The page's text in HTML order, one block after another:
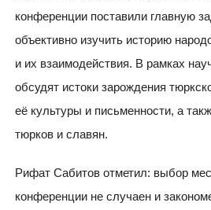
конференции поставили главную
объективно изучить историю
и их взаимодействия. В рамках
обсудят истоки зарождения
её культуры и письменности, а
тюрков и славян.
Рифат Сабитов отметил: выбор
конференции не случаен и